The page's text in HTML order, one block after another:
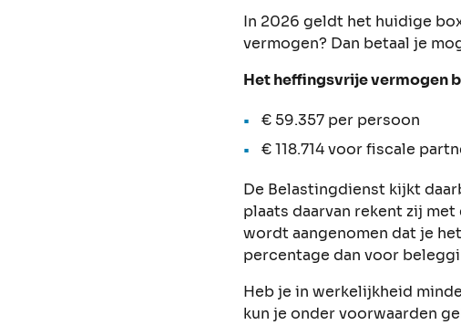
In 2026 geldt het huidige
vermogen? Dan betaal je
Het heffingsvrije vermogen
€ 59.357 per persoon
€ 118.714 voor fiscale
De Belastingdienst kijkt
plaats daarvan rekent zij met
wordt aangenomen dat je
percentage dan voor
Heb je in werkelijkheid
kun je onder voorwaarden